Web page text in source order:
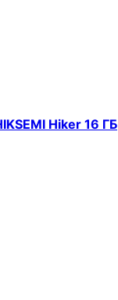
Hiker 16 ГБ